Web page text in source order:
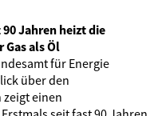
Jahren heizt die
Gas als Öl
für Energie
über den
zeigt einen